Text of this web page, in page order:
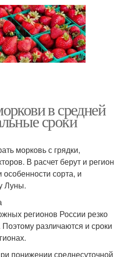
в средней
сроки
морковь с грядки,
В расчет берут и регион
сорта, и
Луны.
регионов России резко
различаются и сроки
понижении среднесуточной